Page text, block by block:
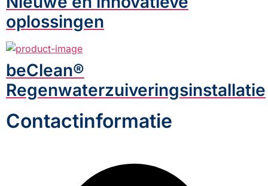
oplossingen
beClean®
Regenwaterzuiveringsinstallatie
Contactinformatie